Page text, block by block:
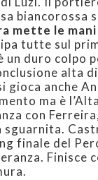
biancorossa
mette le
tutte sul
un duro colpo
alta
gioca anche
ma è
con
sguarnita.
finale del
Finisce